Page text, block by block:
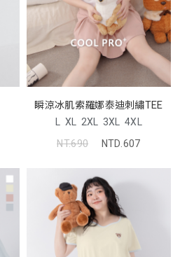
瞬涼冰肌索羅娜泰迪刺繡TEE
L XL 2XL 3XL 4XL
NT.690
NTD.607